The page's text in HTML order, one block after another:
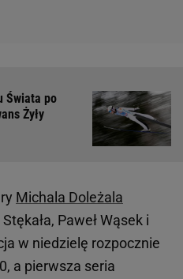
Świata po
Żyły
Michala Doleżala
Paweł Wąsek i
w niedzielę rozpocznie
a pierwsza seria